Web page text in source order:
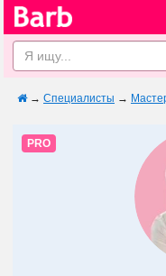
→ Специалисты →
PRO